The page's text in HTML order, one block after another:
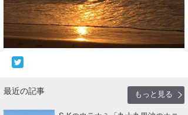
最近の記事
もっと見る
wanda
予報士 hiro.
Mr.K